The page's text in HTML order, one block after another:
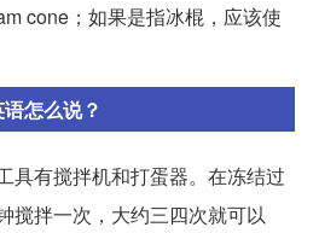
cone；如果是指冰棍，应该使
怎么说？
具有搅拌机和打蛋器。在冻结过
搅拌一次，大约三四次就可以